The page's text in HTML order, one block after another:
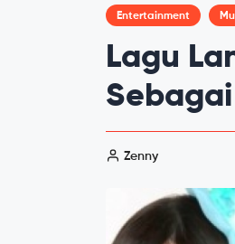
Entertainment
Lagu
Zenny